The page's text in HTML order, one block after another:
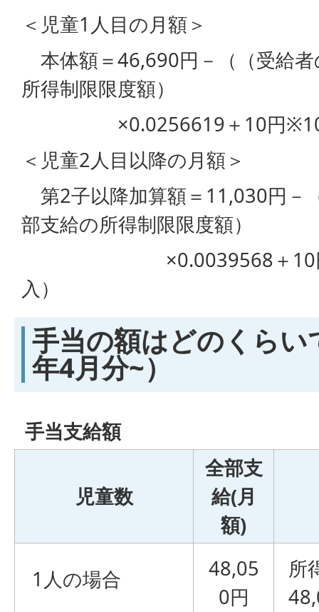
＜児童1人目の月額＞
本体額＝46,690円－（（受給
所得制限限度額）
×0.0256619＋10円※10円
＜児童2人目以降の月額＞
第2子以降加算額＝11,030円－
部支給の所得制限限度額）
×0.0039568＋10円
入）
手当の額はどのくらい
年4月分~）
手当支給額
児童数
全部支
給(月
額)
1人の場合
48,05
0円
所